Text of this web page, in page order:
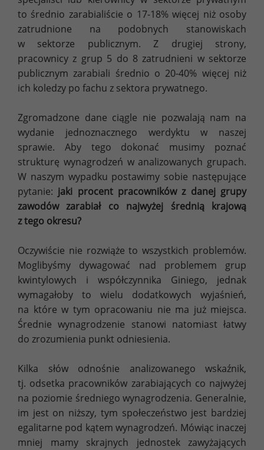
to średnio zarabialiście o 17-18% więcej niż osoby
zatrudnione na podobnych stanowiskach
w sektorze publicznym. Z drugiej strony,
pracownicy z grup 5 do 8 zatrudnieni w sektorze
publicznym zarabiali średnio o 20-40% więcej niż
ich koledzy po fachu z sektora prywatnego.
Zgromadzone dane ciągle nie pozwalają nam na
wydanie jednoznacznego werdyktu w naszej
sprawie. Aby tego dokonać musimy poznać
strukturę wynagrodzeń w analizowanych grupach.
W naszym wypadku postawimy sobie następujące
pytanie: jaki procent pracowników z danej grupy
zawodów zarabiał co najwyżej średnią krajową
z tego okresu?
Oczywiście nie rozwiąże to wszystkich problemów.
Moglibyśmy dywagować nad problemem grup
kwintylowych i współczynnika Giniego, jednak
wymagałoby to wielu dodatkowych wyjaśnień,
na które w tym opracowaniu nie ma już miejsca.
Średnie wynagrodzenie stanowi natomiast łatwy
do zrozumienia punkt odniesienia.
Kilka słów odnośnie analizowanego wskaźnik,
tj. odsetka pracowników zarabiających co najwyżej
na poziomie średniego wynagrodzenia. Generalnie,
im jest on niższy, tym społeczeństwo jest bardziej
egalitarne pod kątem wynagrodzeń. Mówiąc inaczej
mniej mamy skrajnych jednostek zawyżających